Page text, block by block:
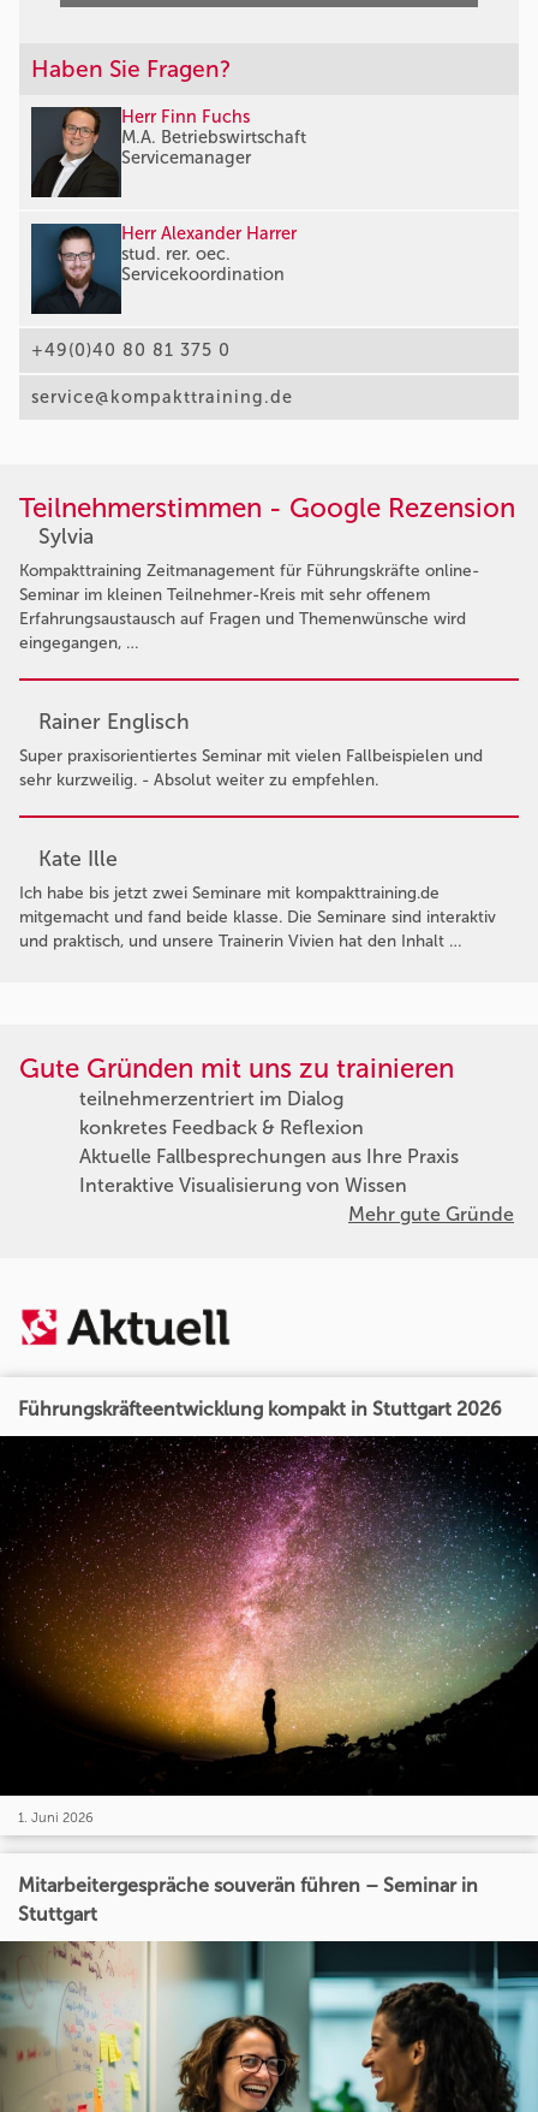
Haben Sie Fragen?
Herr Finn Fuchs
M.A. Betriebswirtschaft
Servicemanager
Herr Alexander Harrer
stud. rer. oec.
Servicekoordination
+49(0)40 80 81 375 0
service@kompakttraining.de
Teilnehmerstimmen - Google Rezension
Sylvia
Kompakttraining Zeitmanagement für Führungskräfte online-
Seminar im kleinen Teilnehmer-Kreis mit sehr offenem
Erfahrungsaustausch auf Fragen und Themenwünsche wird
eingegangen, …
Rainer Englisch
Super praxisorientiertes Seminar mit vielen Fallbeispielen und
sehr kurzweilig. - Absolut weiter zu empfehlen.
Kate Ille
Ich habe bis jetzt zwei Seminare mit kompakttraining.de
mitgemacht und fand beide klasse. Die Seminare sind interaktiv
und praktisch, und unsere Trainerin Vivien hat den Inhalt …
Gute Gründen mit uns zu trainieren
teilnehmerzentriert im Dialog
konkretes Feedback & Reflexion
Aktuelle Fallbesprechungen aus Ihre Praxis
Interaktive Visualisierung von Wissen
Mehr gute Gründe
Führungskräfteentwicklung kompakt in Stuttgart 2026
1. Juni 2026
Mitarbeitergespräche souverän führen – Seminar in
Stuttgart